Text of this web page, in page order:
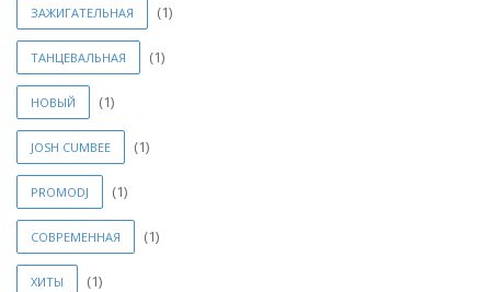
ЗАЖИГАТЕЛЬНАЯ (1)
ТАНЦЕВАЛЬНАЯ (1)
НОВЫЙ (1)
JOSH CUMBEE (1)
PROMODJ (1)
СОВРЕМЕННАЯ (1)
ХИТЫ (1)